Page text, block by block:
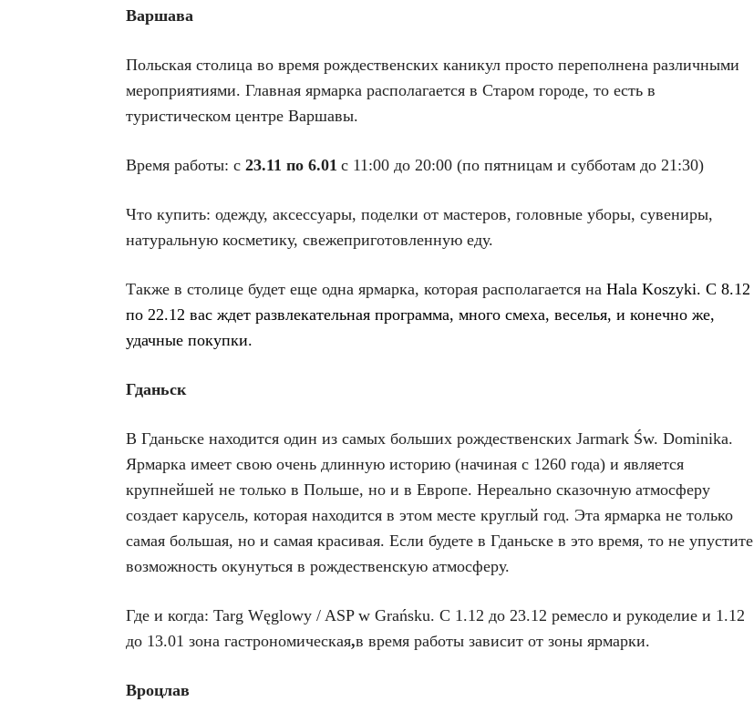
Варшава
Польская столица во время рождественских каникул просто переполнена различными
мероприятиями. Главная ярмарка располагается в Старом городе, то есть в
туристическом центре Варшавы.
Время работы: с 23.11 по 6.01 с 11:00 до 20:00 (по пятницам и субботам до 21:30)
Что купить: одежду, аксессуары, поделки от мастеров, головные уборы, сувениры,
натуральную косметику, свежеприготовленную еду.
Также в столице будет еще одна ярмарка, которая располагается на Hala Koszyki. С 8.12
по 22.12 вас ждет развлекательная программа, много смеха, веселья, и конечно же,
удачные покупки.
Гданьск
В Гданьске находится один из самых больших рождественских Jarmark Św. Dominika.
Ярмарка имеет свою очень длинную историю (начиная с 1260 года) и является
крупнейшей не только в Польше, но и в Европе. Нереально сказочную атмосферу
создает карусель, которая находится в этом месте круглый год. Эта ярмарка не только
самая большая, но и самая красивая. Если будете в Гданьске в это время, то не упустите
возможность окунуться в рождественскую атмосферу.
Где и когда: Targ Węglowy / ASP w Grańsku. С 1.12 до 23.12 ремесло и рукоделие и 1.12
до 13.01 зона гастрономическая,в время работы зависит от зоны ярмарки.
Вроцлав